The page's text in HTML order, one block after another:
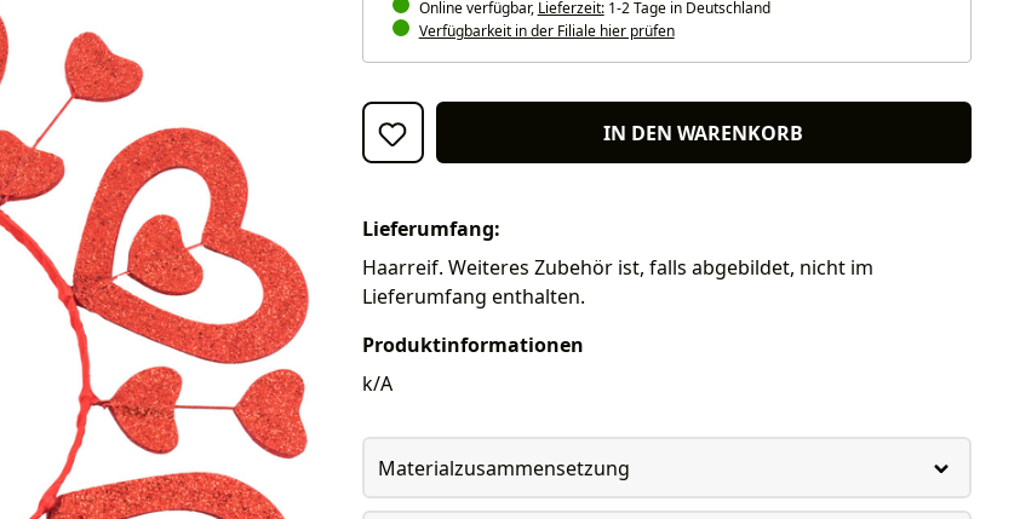
Online verfügbar, Lieferzeit:1-2 Tage in Deutschland
Verfügbarkeit in der Filiale hier prüfen
IN DEN WARENKORB
Lieferumfang:
Haarreif. Weiteres Zubehör ist, falls abgebildet, nicht im
Lieferumfang enthalten.
Produktinformationen
k/A
Materialzusammensetzung